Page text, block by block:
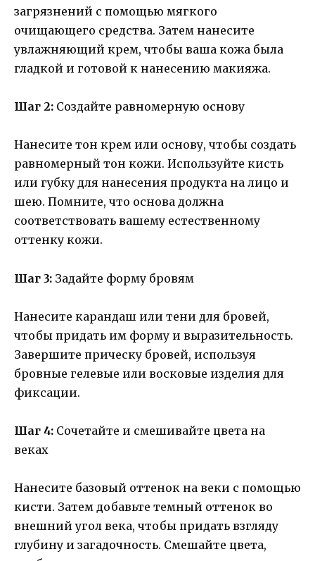
загрязнений с помощью мягкого
очищающего средства. Затем нанесите
увлажняющий крем, чтобы ваша кожа была
гладкой и готовой к нанесению макияжа.
Шаг 2: Создайте равномерную основу
Нанесите тон крем или основу, чтобы создать
равномерный тон кожи. Используйте кисть
или губку для нанесения продукта на лицо и
шею. Помните, что основа должна
соответствовать вашему естественному
оттенку кожи.
Шаг 3: Задайте форму бровям
Нанесите карандаш или тени для бровей,
чтобы придать им форму и выразительность.
Завершите прическу бровей, используя
бровные гелевые или восковые изделия для
фиксации.
Шаг 4: Сочетайте и смешивайте цвета на
веках
Нанесите базовый оттенок на веки с помощью
кисти. Затем добавьте темный оттенок во
внешний угол века, чтобы придать взгляду
глубину и загадочность. Смешайте цвета,